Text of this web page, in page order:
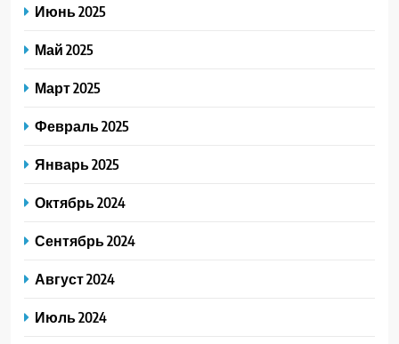
Июнь 2025
Май 2025
Март 2025
Февраль 2025
Январь 2025
Октябрь 2024
Сентябрь 2024
Август 2024
Июль 2024